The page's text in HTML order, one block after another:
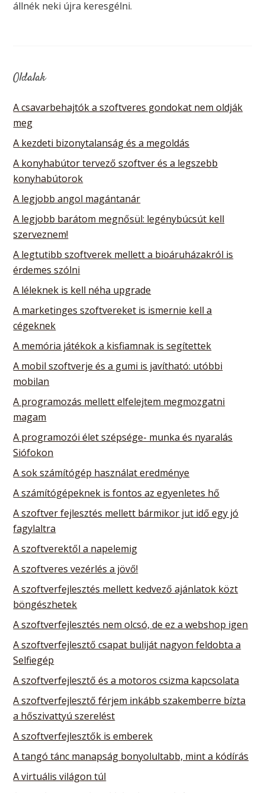
állnék neki újra keresgélni.
Oldalak
A csavarbehajtók a szoftveres gondokat nem oldják
meg
A kezdeti bizonytalanság és a megoldás
A konyhabútor tervező szoftver és a legszebb
konyhabútorok
A legjobb angol magántanár
A legjobb barátom megnősül: legénybúcsút kell
szerveznem!
A legtutibb szoftverek mellett a bioáruházakról is
érdemes szólni
A léleknek is kell néha upgrade
A marketinges szoftvereket is ismernie kell a
cégeknek
A memória játékok a kisfiamnak is segítettek
A mobil szoftverje és a gumi is javítható: utóbbi
mobilan
A programozás mellett elfelejtem megmozgatni
magam
A programozói élet szépsége- munka és nyaralás
Siófokon
A sok számítógép használat eredménye
A számítógépeknek is fontos az egyenletes hő
A szoftver fejlesztés mellett bármikor jut idő egy jó
fagylaltra
A szoftverektől a napelemig
A szoftveres vezérlés a jövő!
A szoftverfejlesztés mellett kedvező ajánlatok közt
böngészhetek
A szoftverfejlesztés nem olcsó, de ez a webshop igen
A szoftverfejlesztő csapat buliját nagyon feldobta a
Selfiegép
A szoftverfejlesztő és a motoros csizma kapcsolata
A szoftverfejlesztő férjem inkább szakemberre bízta
a hőszivattyú szerelést
A szoftverfejlesztők is emberek
A tangó tánc manapság bonyolultabb, mint a kódírás
A virtuális világon túl